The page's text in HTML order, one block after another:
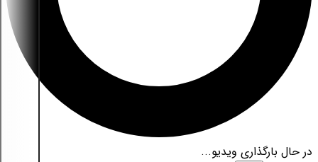
در حال بارگذاری ویدیو...